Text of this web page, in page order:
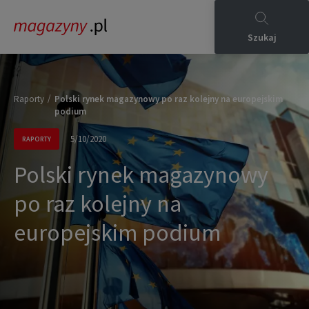
Szukaj
Raporty / Polski rynek magazynowy po raz kolejny na europejskim
podium
RAPORTY 5/10/2020
Polski rynek magazynowy
po raz kolejny na
europejskim podium